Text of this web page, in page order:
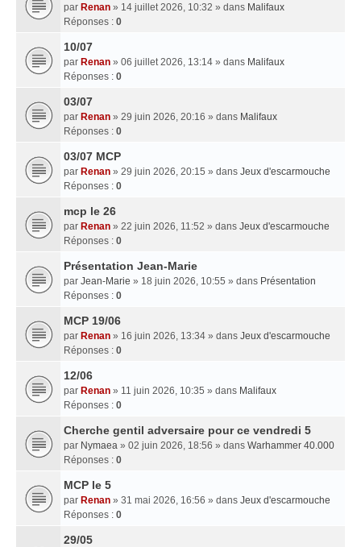
par Renan » 14 juillet 2026, 10:32 » dans Malifaux
Réponses : 0
10/07
par Renan » 06 juillet 2026, 13:14 » dans Malifaux
Réponses : 0
03/07
par Renan » 29 juin 2026, 20:16 » dans Malifaux
Réponses : 0
03/07 MCP
par Renan » 29 juin 2026, 20:15 » dans Jeux d'escarmouche
Réponses : 0
mcp le 26
par Renan » 22 juin 2026, 11:52 » dans Jeux d'escarmouche
Réponses : 0
Présentation Jean-Marie
par Jean-Marie » 18 juin 2026, 10:55 » dans Présentation
Réponses : 0
MCP 19/06
par Renan » 16 juin 2026, 13:34 » dans Jeux d'escarmouche
Réponses : 0
12/06
par Renan » 11 juin 2026, 10:35 » dans Malifaux
Réponses : 0
Cherche gentil adversaire pour ce vendredi 5
par Nymaea » 02 juin 2026, 18:56 » dans Warhammer 40.000
Réponses : 0
MCP le 5
par Renan » 31 mai 2026, 16:56 » dans Jeux d'escarmouche
Réponses : 0
29/05